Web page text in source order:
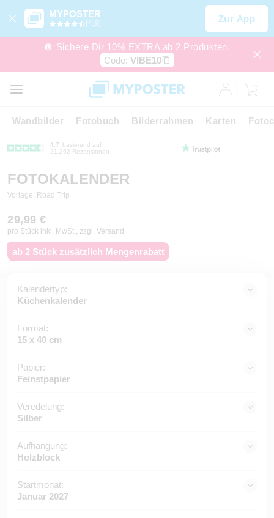
MYPOSTER
(4,6) Zur App
🪩 Sichere Dir 10% EXTRA ab 2 Produkten.
Code: VIBE10
Wandbilder Fotobuch Bilderrahmen Karten
4.7
basierend auf
21.262 Rezensionen
FOTOKALENDER
Vorlage: Road Trip
29,99 €
pro Stück inkl. MwSt., zzgl. Versand
ab 2 Stück zusätzlich Mengenrabatt
Kalendertyp:
Küchenkalender
Format:
15 x 40 cm
Papier:
Feinstpapier
Veredelung:
Silber
Aufhängung:
Holzblock
Startmonat:
Januar 2027